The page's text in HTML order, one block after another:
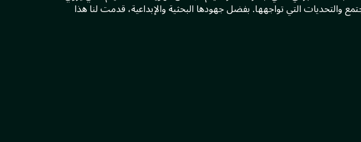
والتحديات التي تواجهها. بفضل جهودها البحثية والإبداعية، قدمت لنا هذا